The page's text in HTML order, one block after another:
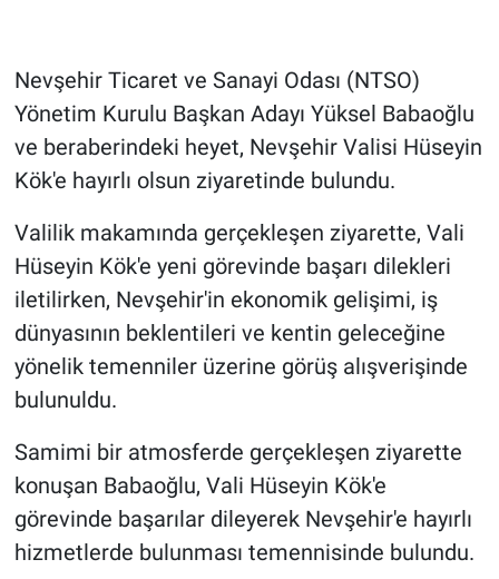
Nevşehir Ticaret ve Sanayi Odası (NTSO)
Yönetim Kurulu Başkan Adayı Yüksel Babaoğlu
ve beraberindeki heyet, Nevşehir Valisi Hüseyin
Kök'e hayırlı olsun ziyaretinde bulundu.
Valilik makamında gerçekleşen ziyarette, Vali
Hüseyin Kök'e yeni görevinde başarı dilekleri
iletilirken, Nevşehir'in ekonomik gelişimi, iş
dünyasının beklentileri ve kentin geleceğine
yönelik temenniler üzerine görüş alışverişinde
bulunuldu.
Samimi bir atmosferde gerçekleşen ziyarette
konuşan Babaoğlu, Vali Hüseyin Kök'e
görevinde başarılar dileyerek Nevşehir'e hayırlı
hizmetlerde bulunması temennisinde bulundu.
Kayseri
Niğde
Aksaray
Yerel
Genel
Kültür - Sanat
Politika